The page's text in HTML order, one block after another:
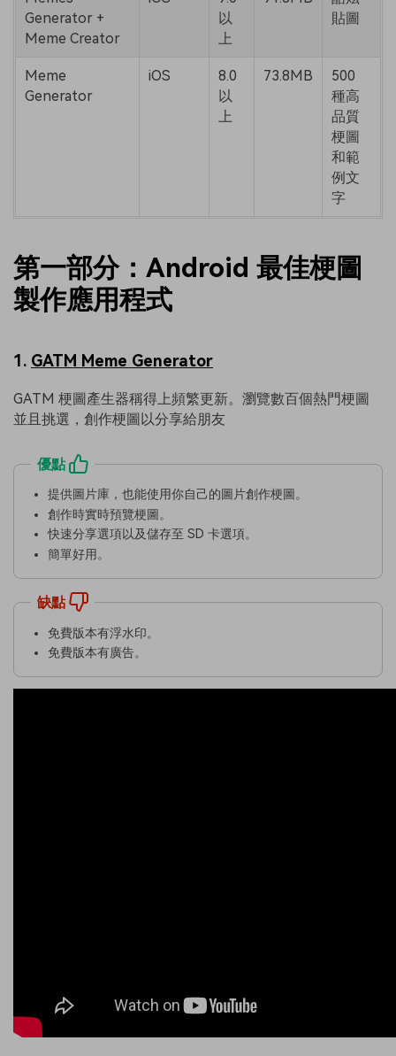
Generator +
Meme Creator
以
上
貼圖
Meme
Generator
iOS
8.0
以
上
73.8MB
500
種高
品質
梗圖
和範
例文
字
第一部分：Android 最佳梗圖
製作應用程式
1. GATM Meme Generator
GATM 梗圖產生器稱得上頻繁更新。瀏覽數百個熱門梗圖
並且挑選，創作梗圖以分享給朋友
優點
提供圖片庫，也能使用你自己的圖片創作梗圖。
創作時實時預覽梗圖。
快速分享選項以及儲存至 SD 卡選項。
簡單好用。
缺點
免費版本有浮水印。
免費版本有廣告。